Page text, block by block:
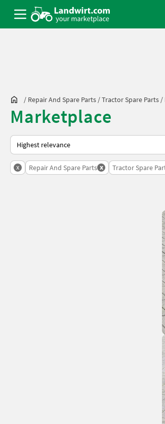
/ Repair And Spare Parts /Tractor Spare Parts /
Marketplace
This is how sorting works on Landwirt.com
x Repair And Spare Parts x Tractor Spare